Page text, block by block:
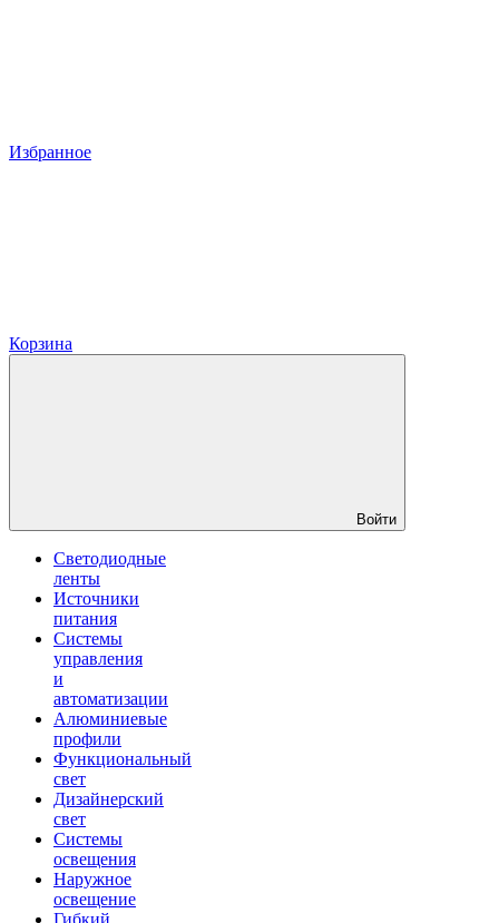
Избранное
Корзина
Войти
Светодиодные
ленты
Источники
питания
Системы
управления
и
автоматизации
Алюминиевые
профили
Функциональный
свет
Дизайнерский
свет
Системы
освещения
Наружное
освещение
Гибкий